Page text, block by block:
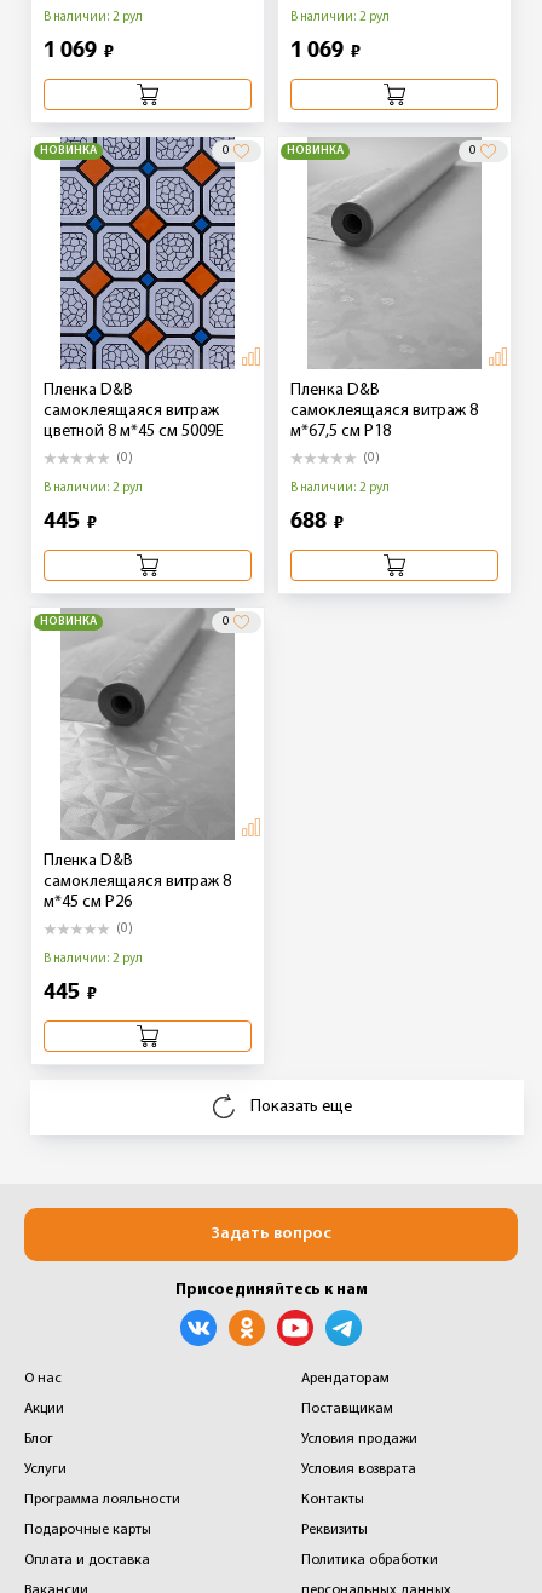
В наличии: 2 рул
1 069 ₽
В наличии: 2 рул
1 069 ₽
НОВИНКА 0
Пленка D&B
самоклеящаяся витраж
цветной 8 м*45 см 5009E
(0)
В наличии: 2 рул
445 ₽
НОВИНКА 0
Пленка D&B
самоклеящаяся витраж 8
м*67,5 см Р18
(0)
В наличии: 2 рул
688 ₽
НОВИНКА 0
Пленка D&B
самоклеящаяся витраж 8
м*45 см Р26
(0)
В наличии: 2 рул
445 ₽
Показать еще
О нас
Акции
Блог
Услуги
Программа лояльности
Подарочные карты
Оплата и доставка
Арендаторам
Поставщикам
Условия продажи
Условия возврата
Контакты
Реквизиты
Политика обработки
Задать вопрос
Присоединяйтесь к нам